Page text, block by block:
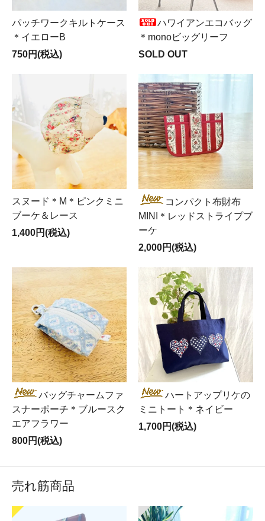
パッチワークキルトケース
＊イエローB
750円(税込)
ハワイアンエコバッグ
＊monoビッグリーフ
SOLD OUT
スヌード＊M＊ピンクミニ
ブーケ＆レース
1,400円(税込)
コンパクト布財布
MINI＊レッドストライプブ
ーケ
2,000円(税込)
バッグチャームファ
スナーポーチ＊ブルースク
エアフラワー
800円(税込)
ハートアップリケの
ミニトート＊ネイビー
1,700円(税込)
売れ筋商品